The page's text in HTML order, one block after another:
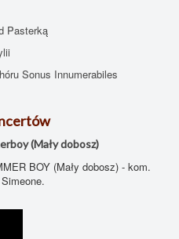
Pasterką
Sonus Innumerabiles
(Mały dobosz)
BOY (Mały dobosz) - kom.